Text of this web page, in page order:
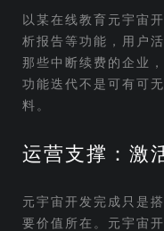
以某在线教育元宇宙
析报告等功能，用户
那些中断续费的企业
功能迭代不是可有可
料。
运营支撑：激
元宇宙开发完成只是
要价值所在。元宇宙